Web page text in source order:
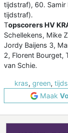
tijdstraf), 60. Samir
tijdstraf).
Topscorers HV
Schellekens, Mike
Jordy Baijens 3,
2, Florent Bourget,
van Schie.
kras, green,
Maak